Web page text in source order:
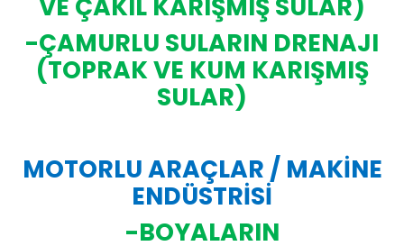
-ÇAMURLU SULARIN DRENAJI
(TOPRAK VE KUM KARIŞMIŞ
SULAR)
MOTORLU ARAÇLAR / MAKİNE
ENDÜSTRİSİ
-BOYALARIN